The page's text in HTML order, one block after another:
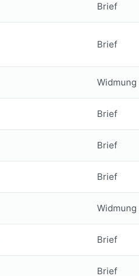
Brief
Brief
Widmung
Brief
Brief
Brief
Widmung
Brief
Brief